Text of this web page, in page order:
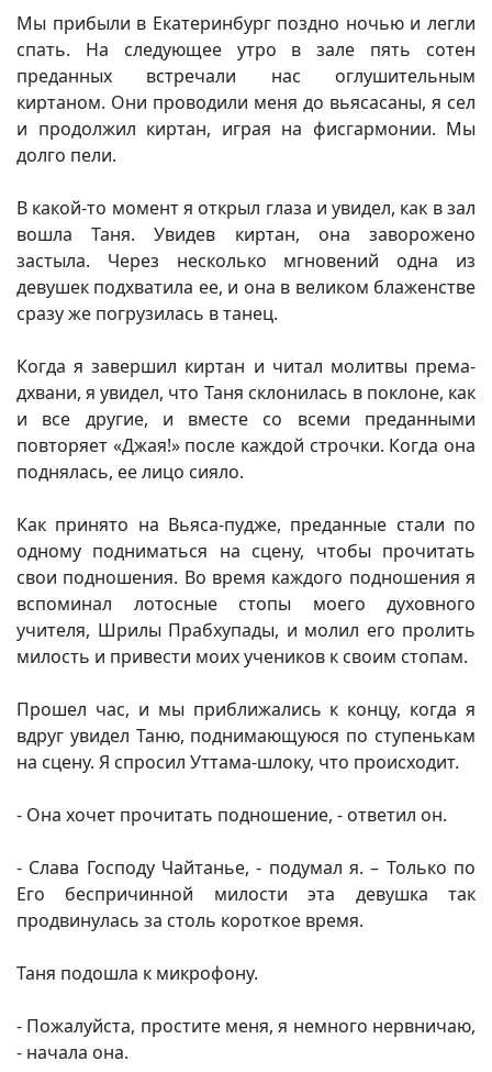
Мы прибыли в Екатеринбург поздно ночью и легли
спать. На следующее утро в зале пять сотен
преданных встречали нас оглушительным
киртаном. Они проводили меня до вьясасаны, я сел
и продолжил киртан, играя на фисгармонии. Мы
долго пели.
В какой-то момент я открыл глаза и увидел, как в зал
вошла Таня. Увидев киртан, она заворожено
застыла. Через несколько мгновений одна из
девушек подхватила ее, и она в великом блаженстве
сразу же погрузилась в танец.
Когда я завершил киртан и читал молитвы према-
дхвани, я увидел, что Таня склонилась в поклоне, как
и все другие, и вместе со всеми преданными
повторяет «Джая!» после каждой строчки. Когда она
поднялась, ее лицо сияло.
Как принято на Вьяса-пудже, преданные стали по
одному подниматься на сцену, чтобы прочитать
свои подношения. Во время каждого подношения я
вспоминал лотосные стопы моего духовного
учителя, Шрилы Прабхупады, и молил его пролить
милость и привести моих учеников к своим стопам.
Прошел час, и мы приближались к концу, когда я
вдруг увидел Таню, поднимающуюся по ступенькам
на сцену. Я спросил Уттама-шлоку, что происходит.
- Она хочет прочитать подношение, - ответил он.
- Слава Господу Чайтанье, - подумал я. – Только по
Его беспричинной милости эта девушка так
продвинулась за столь короткое время.
Таня подошла к микрофону.
- Пожалуйста, простите меня, я немного нервничаю,
- начала она.